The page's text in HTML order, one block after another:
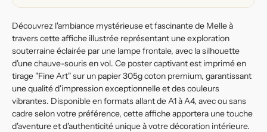
Découvrez l'ambiance mystérieuse et fascinante de Melle à
travers cette affiche illustrée représentant une exploration
souterraine éclairée par une lampe frontale, avec la silhouette
d'une chauve-souris en vol. Ce poster captivant est imprimé en
tirage "Fine Art" sur un papier 305g coton premium, garantissant
une qualité d'impression exceptionnelle et des couleurs
vibrantes. Disponible en formats allant de A1 à A4, avec ou sans
cadre selon votre préférence, cette affiche apportera une touche
d'aventure et d'authenticité unique à votre décoration intérieure.